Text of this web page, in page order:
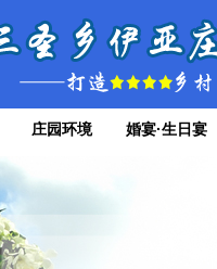
庄园环境 婚宴·生日宴